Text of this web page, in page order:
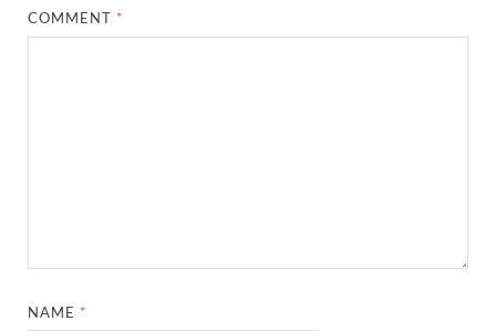
COMMENT *
NAME *